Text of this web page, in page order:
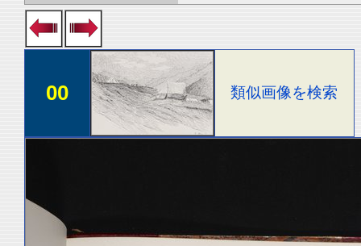
00 類似画像を検索